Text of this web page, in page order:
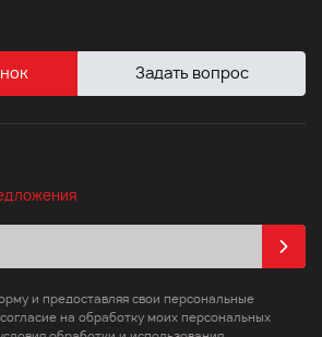
Задать вопрос
и предоставляя свои персональные
на обработку моих персональных